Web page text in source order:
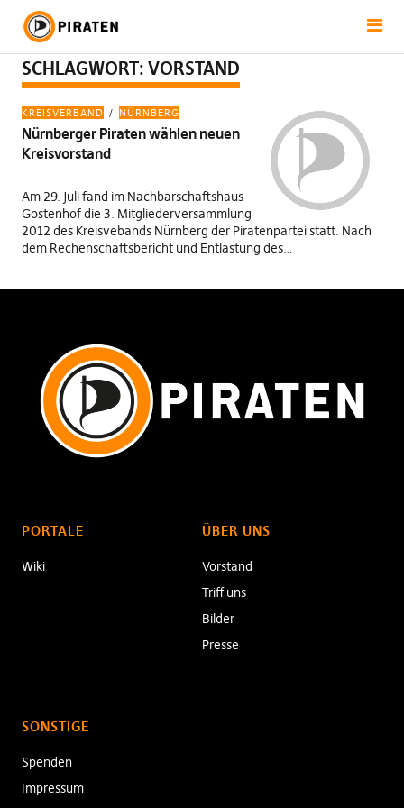
SCHLAGWORT: VORSTAND
KREISVERBAND NÜRNBERG
Nürnberger Piraten wählen neuen
Kreisvorstand
Am 29. Juli fand im Nachbarschaftshaus
Gostenhof die 3. Mitgliederversammlung
2012 des Kreisvebands Nürnberg der Piratenpartei statt. Nach
dem Rechenschaftsbericht und Entlastung des…
PORTALE
Wiki
ÜBER UNS
Vorstand
Triff uns
Bilder
Presse
SONSTIGE
Spenden
Impressum